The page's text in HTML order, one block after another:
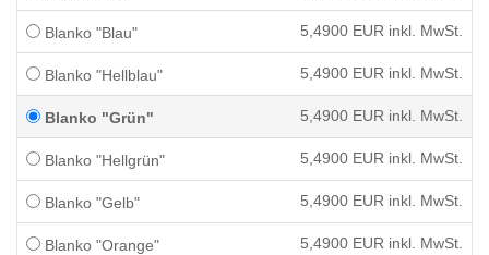
Blanko "Blau" 5,4900 EUR inkl. MwSt.
Blanko "Hellblau" 5,4900 EUR inkl. MwSt.
Blanko "Grün" 5,4900 EUR inkl. MwSt.
Blanko "Hellgrün" 5,4900 EUR inkl. MwSt.
Blanko "Gelb" 5,4900 EUR inkl. MwSt.
Blanko "Orange" 5,4900 EUR inkl. MwSt.